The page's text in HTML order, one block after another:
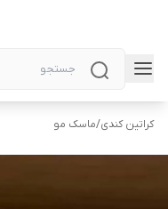
کراتین کندی/ماسک مو